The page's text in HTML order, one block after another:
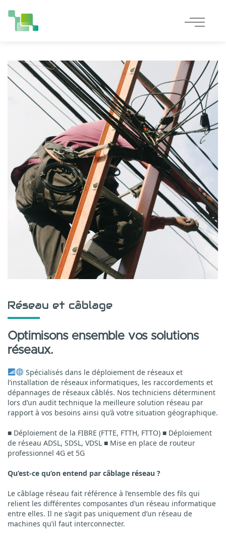
Réseau et câblage
Optimisons ensemble vos solutions
réseaux.
Spécialisés dans le déploiement de réseaux et
l’installation de réseaux informatiques, les raccordements et
dépannages de réseaux câblés. Nos techniciens déterminent
lors d’un audit technique la meilleure solution réseau par
rapport à vos besoins ainsi qu’à votre situation géographique.
■ Déploiement de la FIBRE (FTTE, FTTH, FTTO) ■ Déploiement
de réseau ADSL, SDSL, VDSL ■ Mise en place de routeur
professionnel 4G et 5G
Qu’est-ce qu’on entend par câblage réseau ?
Le câblage réseau fait référence à l’ensemble des fils qui
relient les différentes composantes d’un réseau informatique
entre elles. Il ne s’agit pas uniquement d’un réseau de
machines qu’il faut interconnecter.